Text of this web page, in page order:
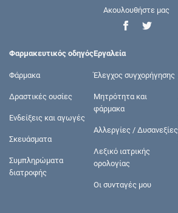
Ακουλουθήστε μας
Φαρμακευτικός οδηγός
Φάρμακα
Δραστικές ουσίες
Ενδείξεις και αγωγές
Σκευάσματα
Συμπληρώματα
διατροφής
Εργαλεία
Έλεγχος συγχορήγησης
Μητρότητα και
φάρμακα
Αλλεργίες / Δυσανεξίες
Λεξικό ιατρικής
ορολογίας
Οι συνταγές μου